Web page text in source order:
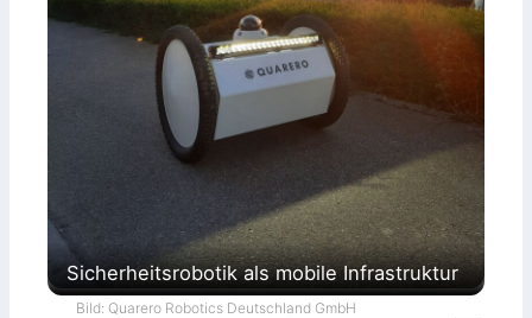
Sicherheitsrobotik als mobile Infrastruktur
Bild: Quarero Robotics Deutschland GmbH